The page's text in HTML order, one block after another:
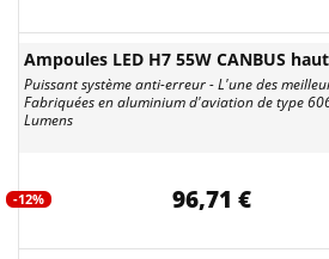
Ampoules LED H7 55W CANBUS
Puissant système anti-erreur - L'une des
Fabriquées en aluminium d'aviation de type
Lumens
-12% 96,71 €